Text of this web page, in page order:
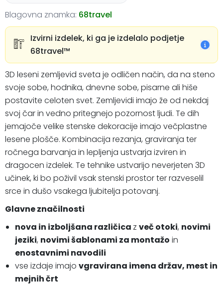
Blagovna znamka: 68travel
Izvirni izdelek, ki ga je izdelalo podjetje
68travel™️
3D leseni zemljevid sveta je odličen način, da na steno
svoje sobe, hodnika, dnevne sobe, pisarne ali hiše
postavite celoten svet. Zemljevidi imajo že od nekdaj
svoj čar in vedno pritegnejo pozornost ljudi. Te dih
jemajoče velike stenske dekoracije imajo večplastne
lesene plošče. Kombinacija rezanja, graviranja ter
ročnega barvanja in lepljenja ustvarja izviren in
dragocen izdelek. Te tehnike ustvarijo neverjeten 3D
učinek, ki bo poživil vsak stenski prostor ter razveselil
srce in dušo vsakega ljubitelja potovanj.
Glavne značilnosti
nova in izboljšana različica z več otoki, novimi
jeziki, novimi šablonami za montažo in
enostavnimi navodili
vse izdaje imajo vgravirana imena držav, mest in
mejnih črt